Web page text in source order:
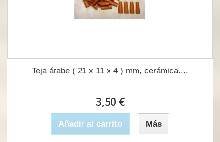
Teja árabe ( 21 x 11 x 4 ) mm, cerámica....
3,50 €
Añadir al carrito Más